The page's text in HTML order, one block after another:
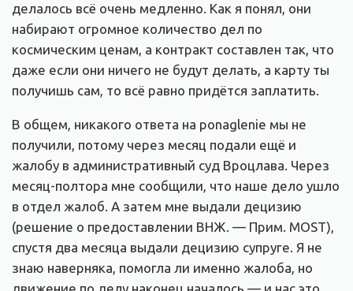
делалось всё очень медленно. Как я понял, они
набирают огромное количество дел по
космическим ценам, а контракт составлен так, что
даже если они ничего не будут делать, а карту ты
получишь сам, то всё равно придётся заплатить.
В общем, никакого ответа на ponaglenie мы не
получили, потому через месяц подали ещё и
жалобу в административный суд Вроцлава. Через
месяц-полтора мне сообщили, что наше дело ушло
в отдел жалоб. А затем мне выдали децизию
(решение о предоставлении ВНЖ. — Прим. MOST),
спустя два месяца выдали децизию супруге. Я не
знаю наверняка, помогла ли именно жалоба, но